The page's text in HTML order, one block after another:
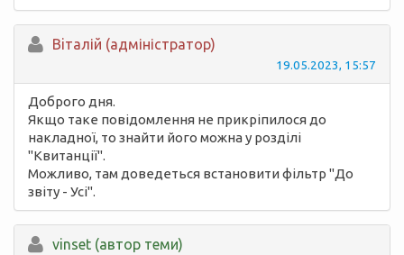
Вiталій (адміністратор)
19.05.2023, 15:57
Доброго дня.
Якщо таке повідомлення не прикріпилося до
накладної, то знайти його можна у розділі
"Квитанції".
Можливо, там доведеться встановити фільтр "До
звіту - Усі".
vinset (автор теми)